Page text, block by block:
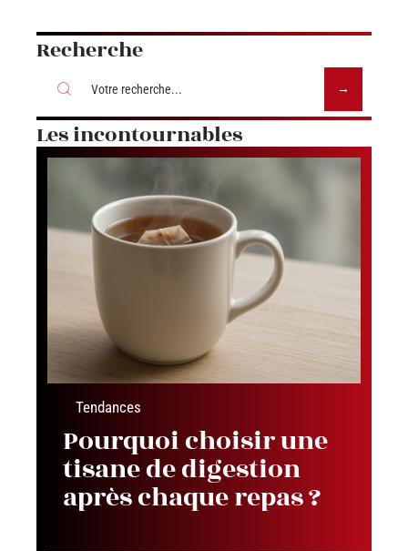
Recherche
Les incontournables
Tendances
Pourquoi choisir une
tisane de digestion
après chaque repas ?